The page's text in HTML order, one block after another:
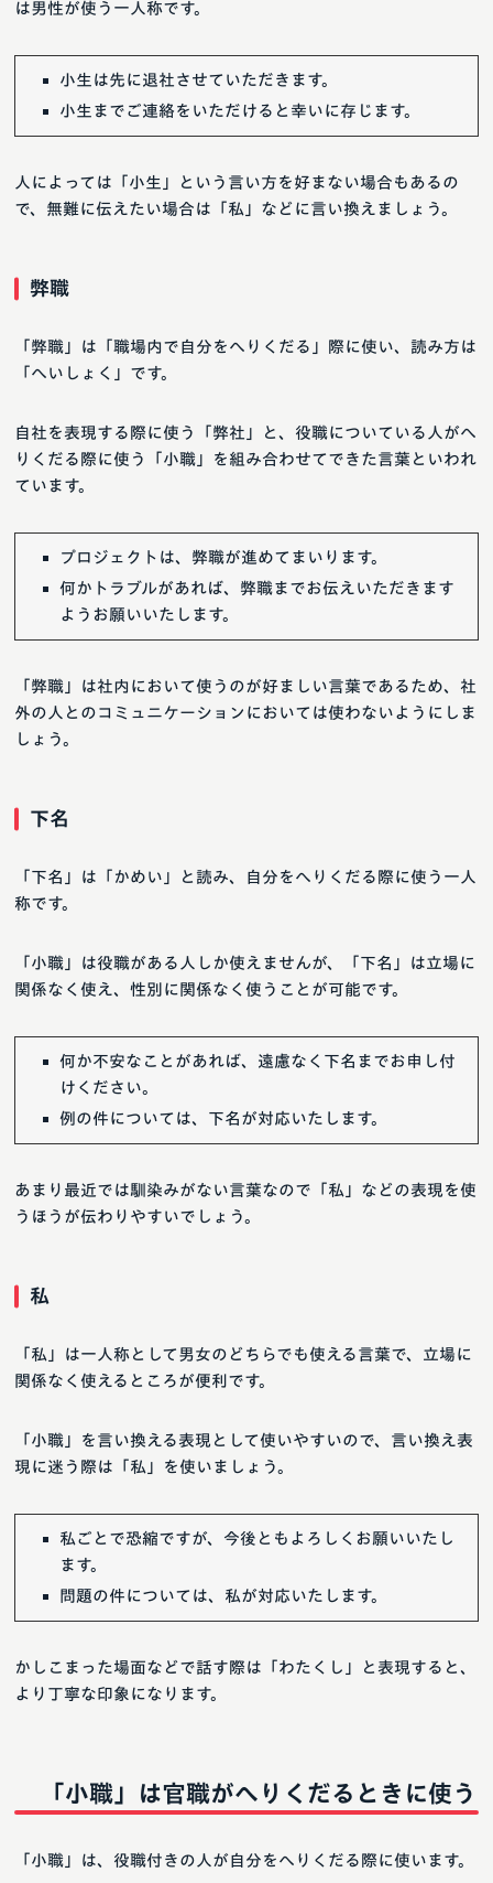
は男性が使う一人称です。
小生は先に退社させていただきます。
小生までご連絡をいただけると幸いに存じます。
人によっては「小生」という言い方を好まない場合もあるの
で、無難に伝えたい場合は「私」などに言い換えましょう。
弊職
「弊職」は「職場内で自分をへりくだる」際に使い、読み方は
「へいしょく」です。
自社を表現する際に使う「弊社」と、役職についている人がへ
りくだる際に使う「小職」を組み合わせてできた言葉といわれ
ています。
プロジェクトは、弊職が進めてまいります。
何かトラブルがあれば、弊職までお伝えいただきます
ようお願いいたします。
「弊職」は社内において使うのが好ましい言葉であるため、社
外の人とのコミュニケーションにおいては使わないようにしま
しょう。
下名
「下名」は「かめい」と読み、自分をへりくだる際に使う一人
称です。
「小職」は役職がある人しか使えませんが、「下名」は立場に
関係なく使え、性別に関係なく使うことが可能です。
何か不安なことがあれば、遠慮なく下名までお申し付
けください。
例の件については、下名が対応いたします。
あまり最近では馴染みがない言葉なので「私」などの表現を使
うほうが伝わりやすいでしょう。
私
「私」は一人称として男女のどちらでも使える言葉で、立場に
関係なく使えるところが便利です。
「小職」を言い換える表現として使いやすいので、言い換え表
現に迷う際は「私」を使いましょう。
私ごとで恐縮ですが、今後ともよろしくお願いいたし
ます。
問題の件については、私が対応いたします。
かしこまった場面などで話す際は「わたくし」と表現すると、
より丁寧な印象になります。
「小職」は官職がへりくだるときに使う
「小職」は、役職付きの人が自分をへりくだる際に使います。